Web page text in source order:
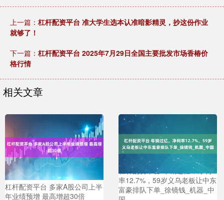
上一篇： 杠杆配资平台 准大学生选本认准暗影精灵，抄这份作业
就够了！
下一篇： 杠杆配资平台 2025年7月29日全国主要批发市场香椿价
格行情
相关文章
杠杆配资平台 多家A股公司上半
年业绩预增 最高增超30倍
杠杆配资平台 年销过亿，净利
率12.7%，59岁义乌老板让中东
富豪排队下单_徐镜钱_机器_中